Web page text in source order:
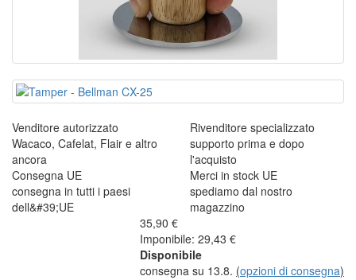
Venditore autorizzato
Wacaco, Cafelat, Flair e altro
ancora
Rivenditore specializzato
supporto prima e dopo
l'acquisto
Consegna UE
consegna in tutti i paesi
dell&#39;UE
Merci in stock UE
spediamo dal nostro
magazzino
35,90 €
Imponibile: 29,43 €
Disponibile
consegna su 13.8. (opzioni di consegna)